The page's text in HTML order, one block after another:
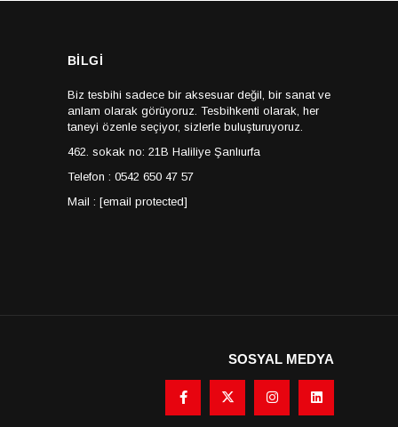
BİLGİ
Biz tesbihi sadece bir aksesuar değil, bir sanat ve
anlam olarak görüyoruz. Tesbihkenti olarak, her
taneyi özenle seçiyor, sizlerle buluşturuyoruz.
462. sokak no: 21B Haliliye Şanlıurfa
Telefon : 0542 650 47 57
Mail : [email protected]
SOSYAL MEDYA